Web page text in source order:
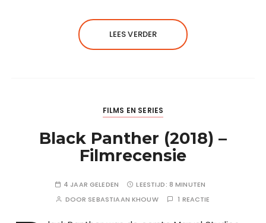
LEES VERDER
FILMS EN SERIES
Black Panther (2018) –
Filmrecensie
4 JAAR GELEDEN LEESTIJD: 8 MINUTEN
DOOR SEBASTIAAN KHOUW 1 REACTIE